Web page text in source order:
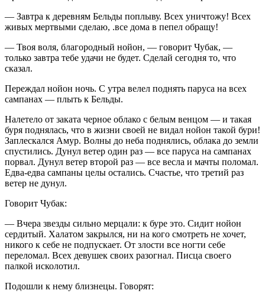
— Завтра к деревням Бельды поплыву. Всех уничтожу! Всех
живых мертвыми сделаю, .все дома в пепел обращу!
— Твоя воля, благородный нойон, — говорит Чубак, —
только завтра тебе удачи не будет. Сделай сегодня то, что
сказал.
Переждал нойон ночь. С утра велел поднять паруса на всех
сампанах — плыть к Бельды.
Налетело от заката черное облако с белым венцом — и такая
буря поднялась, что в жизни своей не видал нойон такой бури!
Заплескался Амур. Волны до неба поднялись, облака до земли
спустились. Дунул ветер один раз — все паруса на сампанах
порвал. Дунул ветер второй раз — все весла и мачты поломал.
Едва-едва сампаны целы остались. Счастье, что третий раз
ветер не дунул.
Говорит Чубак:
— Вчера звезды сильно мерцали: к буре это. Сидит нойон
сердитый. Халатом закрылся, ни на кого смотреть не хочет,
никого к себе не подпускает. От злости все ногти себе
переломал. Всех девушек своих разогнал. Писца своего
палкой исколотил.
Подошли к нему близнецы. Говорят: